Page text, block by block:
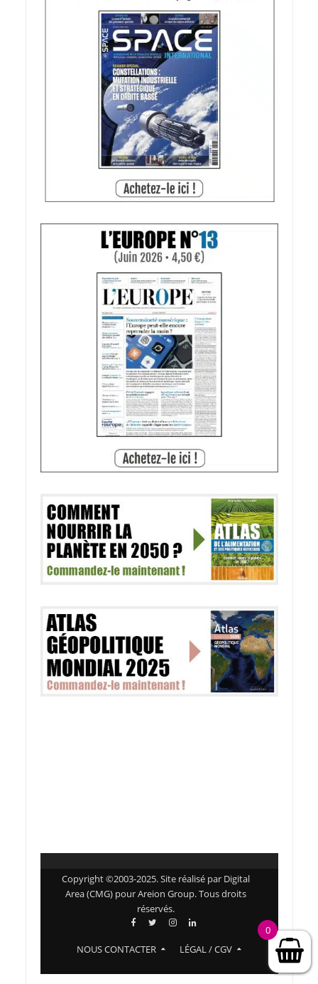
Copyright ©2003-2025. Site réalisé par Digital
Area (CMG) pour Areion Group. Tous droits
réservés.
NOUS CONTACTER LÉGAL / CGV
0